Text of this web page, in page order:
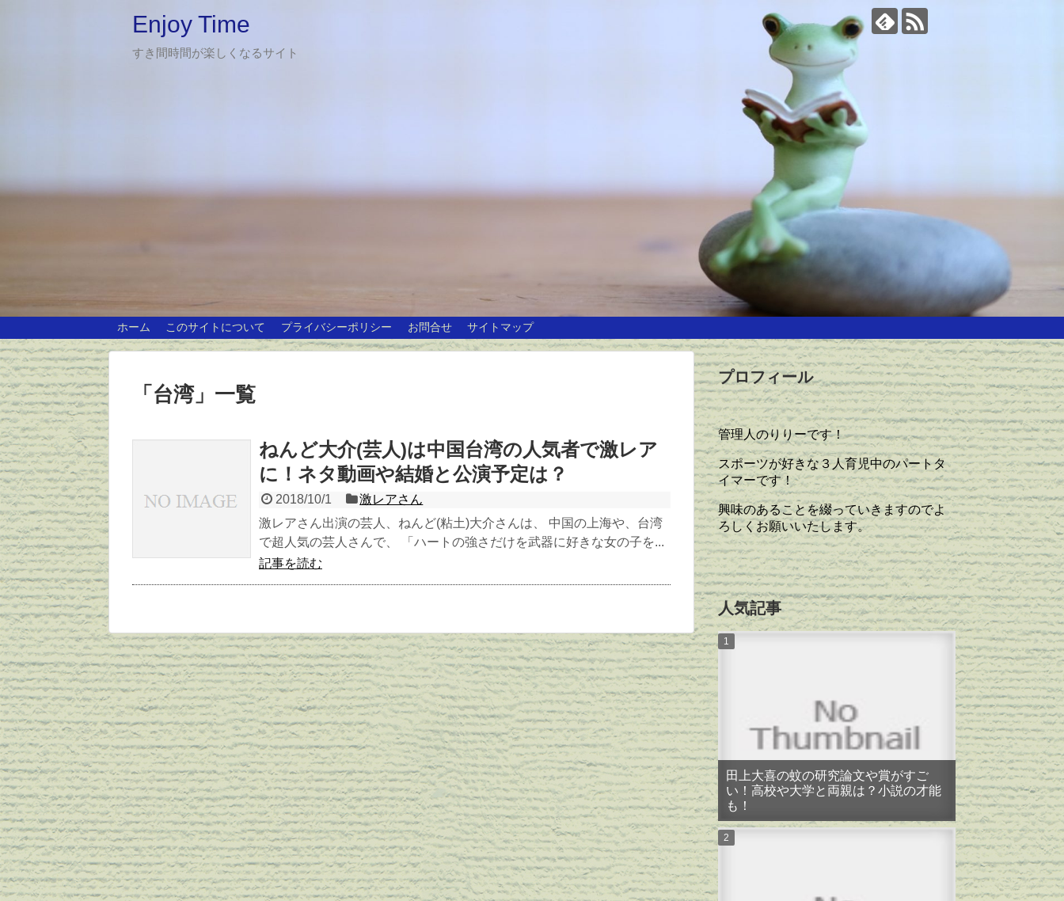
Enjoy Time
すき間時間が楽しくなるサイト
ホーム このサイトについて プライバシーポリシー お問合せ サイトマップ
「 台湾」 一覧
ねんど大介(芸人)は中国台湾の人気者で激レア
に！ネタ動画や結婚と公演予定は？
2018/10/1
激レアさん
激レアさん出演の芸人、ねんど(粘土)大介さんは、 中国の上海や、台湾
で超人気の芸人さんで、 「ハートの強さだけを武器に好きな女の子を...
記事を読む
プロフィール
管理人のりりーです！
スポーツが好きな３人育児中のパートタ
イマーです！
興味のあることを綴っていきますのでよ
ろしくお願いいたします。
人気記事
田上大喜の蚊の研究論文や賞がすご
い！高校や大学と両親は？小説の才能
も！